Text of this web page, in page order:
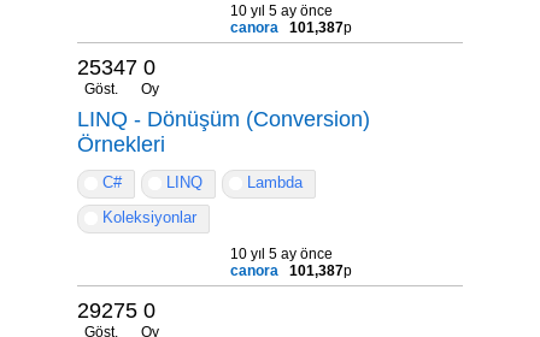
10 yıl 5 ay önce
canora
101,387p
25347
Göst.
0
Oy
LINQ - Dönüşüm (Conversion)
Örnekleri
C# LINQ
Lambda
Koleksiyonlar
10 yıl 5 ay önce
canora
101,387p
29275
Göst.
0
Oy